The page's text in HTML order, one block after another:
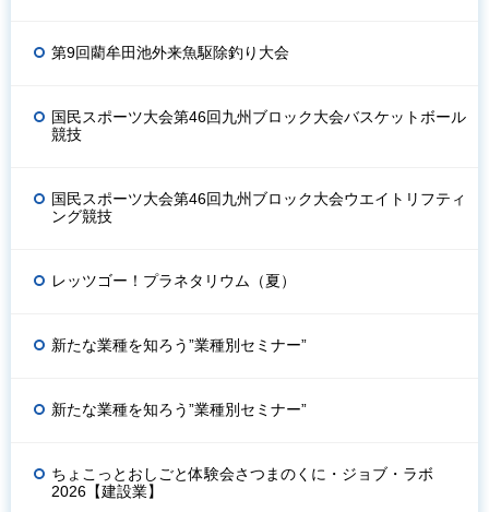
第9回藺牟田池外来魚駆除釣り大会
国民スポーツ大会第46回九州ブロック大会バスケットボール
競技
国民スポーツ大会第46回九州ブロック大会ウエイトリフティ
ング競技
レッツゴー！プラネタリウム（夏）
新たな業種を知ろう”業種別セミナー”
新たな業種を知ろう”業種別セミナー”
ちょこっとおしごと体験会さつまのくに・ジョブ・ラボ
2026【建設業】